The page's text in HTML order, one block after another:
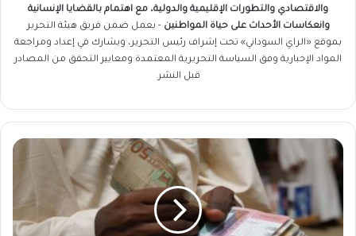
والاقتصادي والتطورات الإقليمية والدولية، مع اهتمام بالقضايا الإنسانية
وانعكاسات الأحداث على حياة المواطنين - يعمل ضمن فريق هيئة التحرير
بموقع «الراي السوداني» تحت إشراف رئيس التحرير، ويشارك في إعداد ومراجعة
المواد الإخبارية وفق السياسة التحريرية المعتمدة ومعايير التحقق من المصادر
قبل النشر.
تصعيد
مرتقب..
المهنيون
يطالبون
بزيادة
الحد